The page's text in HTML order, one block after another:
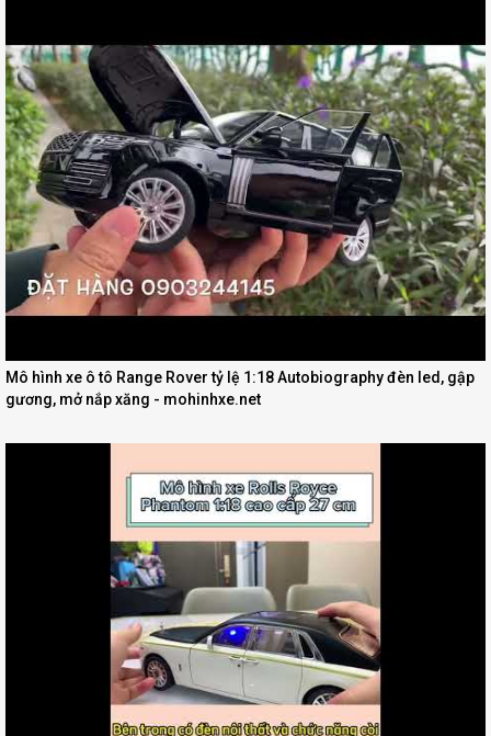
Mô hình xe ô tô Range Rover tỷ lệ 1:18 Autobiography đèn led, gập
gương, mở nắp xăng - mohinhxe.net